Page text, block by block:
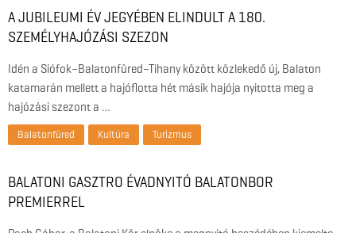
A JUBILEUMI ÉV JEGYÉBEN ELINDULT A 180.
SZEMÉLYHAJÓZÁSI SZEZON
Idén a Siófok–Balatonfüred–Tihany között közlekedő új, Balaton
katamarán mellett a hajóflotta hét másik hajója nyitotta meg a
hajózási szezont a …
Balatonfüred Kultúra Turizmus
BALATONI GASZTRO ÉVADNYITÓ BALATONBOR
PREMIERREL